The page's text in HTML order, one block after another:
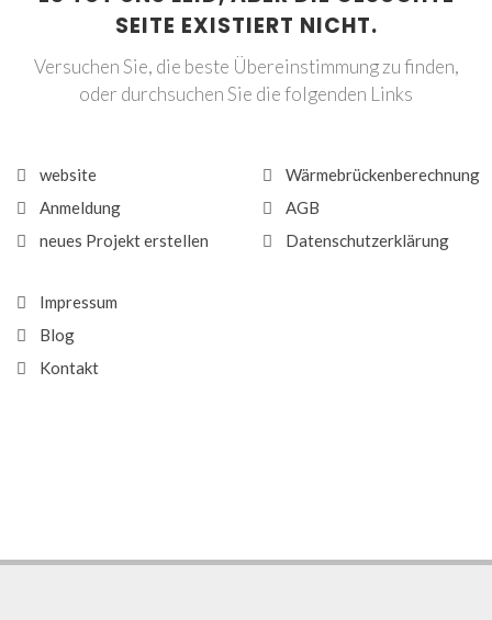
SEITE EXISTIERT NICHT.
Versuchen Sie, die beste Übereinstimmung zu finden,
oder durchsuchen Sie die folgenden Links
website
Anmeldung
neues Projekt erstellen
Wärmebrückenberechnung
AGB
Datenschutzerklärung
Impressum
Blog
Kontakt